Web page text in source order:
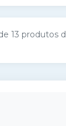
13 produtos